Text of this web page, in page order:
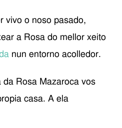
vivo o noso pasado,
a Rosa do mellor xeito
nun entorno acolledor.
da Rosa Mazaroca vos
casa. A ela